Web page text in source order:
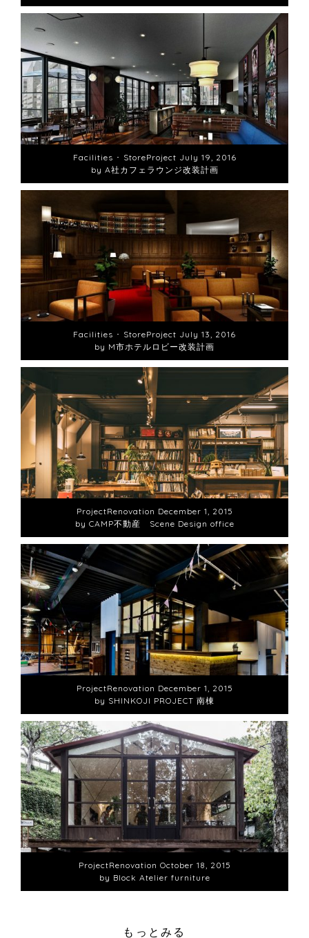
Facilities ･ StoreProject July 19, 2016
by A社カフェラウンジ改装計画
Facilities ･ StoreProject July 13, 2016
by M市ホテルロビー改装計画
ProjectRenovation December 1, 2015
by CAMP不動産 Scene Design office
ProjectRenovation December 1, 2015
by SHINKOJI PROJECT 南棟
ProjectRenovation October 18, 2015
by Block Atelier furniture
もっとみる